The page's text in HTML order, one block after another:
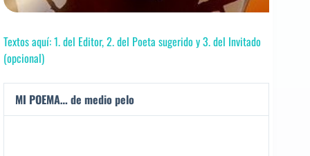
Textos aquí: 1. del Editor, 2. del Poeta sugerido y 3. del Invitado
(opcional)
MI POEMA… de medio pelo